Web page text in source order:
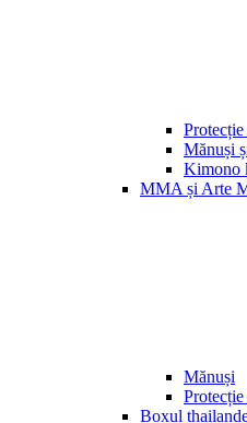
Mănuși
Kimono
MMA și Arte
Mănuși
Boxul